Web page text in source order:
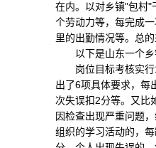
在内。以对乡镇"包村"
个劳动力等，每完成
里的出勤情况等。总
以下是山东一个乡
岗位目标考核实行
出了6项具体要求，每
次失误扣2分等。又比
因检查出现严重问题
组织的学习活动的，